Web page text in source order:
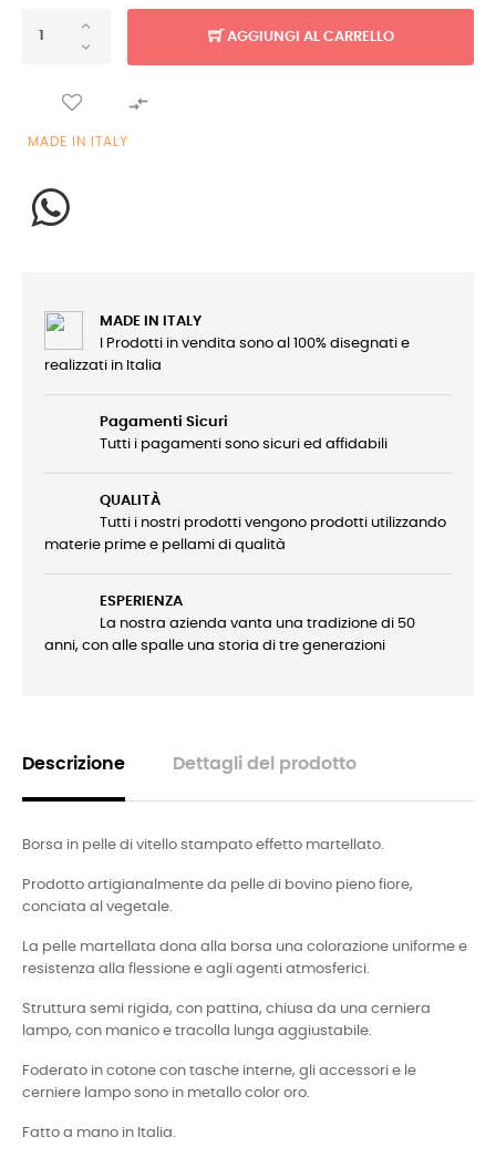
AGGIUNGI AL CARRELLO

MADE IN ITALY
MADE IN ITALY
I Prodotti in vendita sono al 100% disegnati e
realizzati in Italia
Pagamenti Sicuri
Tutti i pagamenti sono sicuri ed affidabili
QUALITÀ
Tutti i nostri prodotti vengono prodotti utilizzando
materie prime e pellami di qualità
ESPERIENZA
La nostra azienda vanta una tradizione di 50
anni, con alle spalle una storia di tre generazioni
Descrizione Dettagli del prodotto
Borsa in pelle di vitello stampato effetto martellato.
Prodotto artigianalmente da pelle di bovino pieno fiore,
conciata al vegetale.
La pelle martellata dona alla borsa una colorazione uniforme e
resistenza alla flessione e agli agenti atmosferici.
Struttura semi rigida, con pattina, chiusa da una cerniera
lampo, con manico e tracolla lunga aggiustabile.
Foderato in cotone con tasche interne, gli accessori e le
cerniere lampo sono in metallo color oro.
Fatto a mano in Italia.